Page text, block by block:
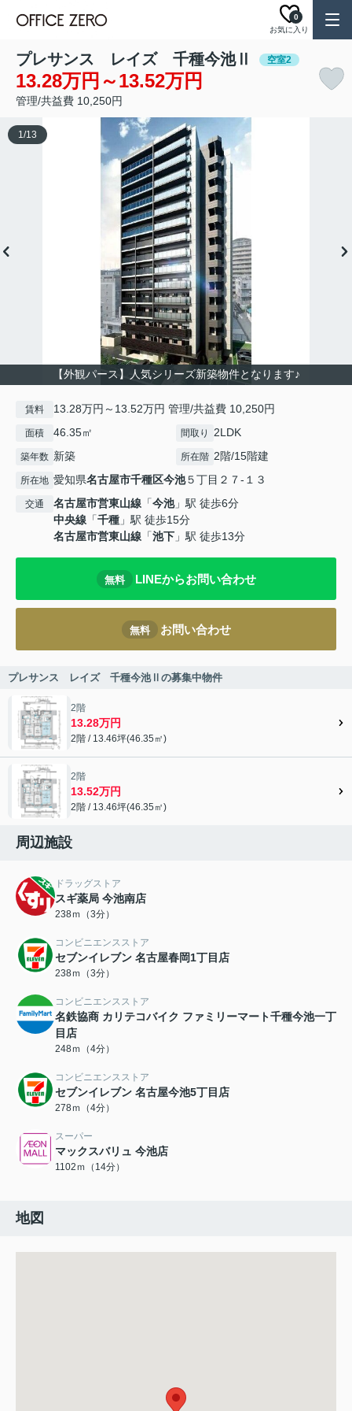
お気に入り
0
プレサンス レイズ 千種今池Ⅱ 空室2
13.28万円～13.52万円
管理/共益費 10,250円
【外観パース】人気シリーズ新築物件となります♪
1/13
賃料 13.28万円～13.52万円 管理/共益費 10,250円
面積 46.35㎡ 間取り 2LDK
築年数 新築 所在階 2階/15階建
所在地 愛知県名古屋市千種区今池５丁目２７-１３
交通 名古屋市営東山線 「今池」駅 徒歩6分
中央線 「千種 」駅 徒歩15分
名古屋市営東山線 「池下 」駅 徒歩13分
無料 LINEからお問い合わせ
無料 お問い合わせ
プレサンス レイズ 千種今池Ⅱの募集中物件
2階
13.28万円
2階 / 13.46坪(46.35㎡)
2階
13.52万円
2階 / 13.46坪(46.35㎡)
周辺施設
ドラッグストア
スギ薬局 今池南店
238ｍ（3分）
コンビニエンスストア
セブンイレブン 名古屋春岡1丁目店
238ｍ（3分）
コンビニエンスストア
名鉄協商 カリテコバイク ファミリーマート千種今池一丁
目店
248ｍ（4分）
コンビニエンスストア
セブンイレブン 名古屋今池5丁目店
278ｍ（4分）
スーパー
マックスバリュ 今池店
1102ｍ（14分）
地図